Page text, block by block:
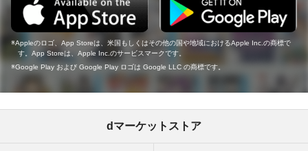
Appleのロゴ、App Storeは、米国もしくはその他の国や地域におけるApple Inc.の商標で
す。App Storeは、Apple Inc.のサービスマークです。
Google Play および Google Play ロゴは Google LLC の商標です。
dマーケットストア